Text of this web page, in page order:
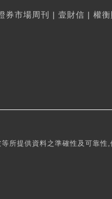
券市場周刊 | 壹財信 | 權衡
所提供資料之準確性及可靠